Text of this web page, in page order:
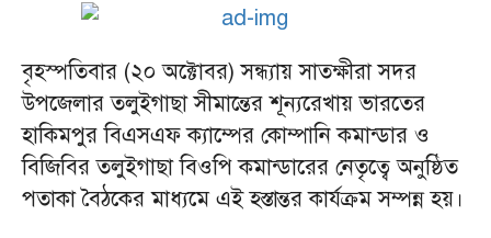
বৃহস্পতিবার (২০ অক্টোবর) সন্ধ্যায় সাতক্ষীরা সদর
উপজেলার তলুইগাছা সীমান্তের শূন্যরেখায় ভারতের
হাকিমপুর বিএসএফ ক্যাম্পের কোম্পানি কমান্ডার ও
বিজিবির তলুইগাছা বিওপি কমান্ডারের নেতৃত্বে অনুষ্ঠিত
পতাকা বৈঠকের মাধ্যমে এই হস্তান্তর কার্যক্রম সম্পন্ন হয়।